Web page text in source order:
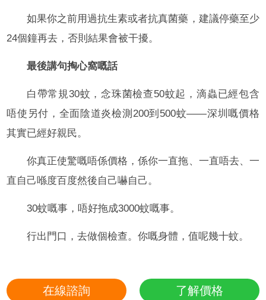
如果你之前用過抗生素或者抗真菌藥，建議停藥至少
24個鐘再去，否則結果會被干擾。
最後講句掏心窩嘅話
白帶常規30蚊，念珠菌檢查50蚊起，滴蟲已經包含
唔使另付，全面陰道炎檢測200到500蚊——深圳嘅價格
其實已經好親民。
你真正使驚嘅唔係價格，係你一直拖、一直唔去、一
直自己喺度百度然後自己嚇自己。
30蚊嘅事，唔好拖成3000蚊嘅事。
行出門口，去做個檢查。你嘅身體，值呢幾十蚊。
在線諮詢 了解價格